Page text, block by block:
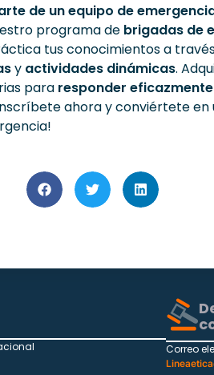
de un equipo de
programa de brigadas de
tus conocimientos a
y actividades dinámicas.
para responder eficazmente
ahora y conviértete en
Correo